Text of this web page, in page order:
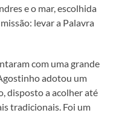
e o mar, escolhida
levar a Palavra
com uma grande
adotou um
disposto a acolher até
tradicionais. Foi um